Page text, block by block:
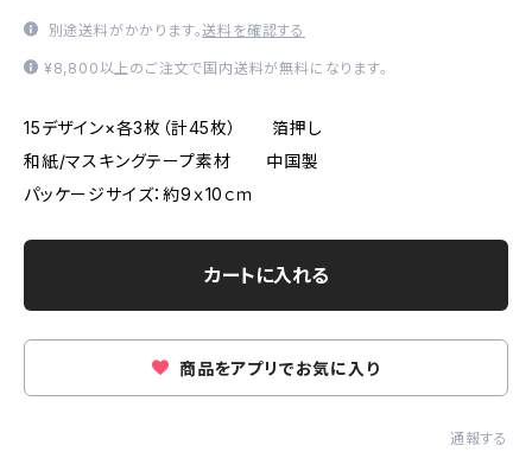
別途送料がかかります。送料を確認する
¥8,800以上のご注文で国内送料が無料になります。
15デザイン×各3枚（計45枚） 箔押し
和紙/マスキングテープ素材 中国製
パッケージサイズ：約9ｘ10ｃｍ
カートに入れる
商品をアプリでお気に入り
通報する